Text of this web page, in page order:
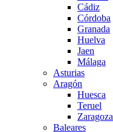
Cádiz
Córdoba
Granada
Huelva
Jaen
Málaga
Asturias
Aragón
Huesca
Teruel
Zaragoza
Baleares